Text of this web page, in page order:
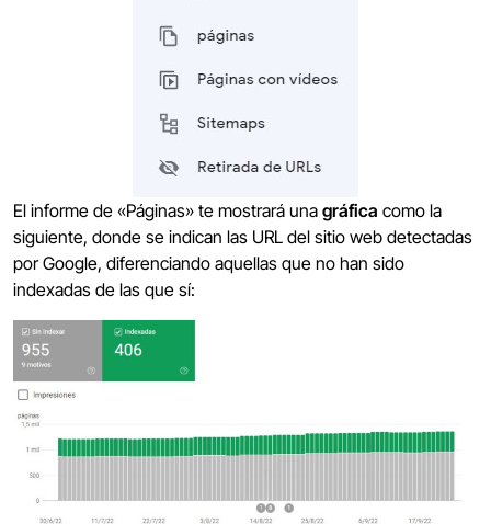
El informe de «Páginas» te mostrará una gráfica como la
siguiente, donde se indican las URL del sitio web detectadas
por Google, diferenciando aquellas que no han sido
indexadas de las que sí: